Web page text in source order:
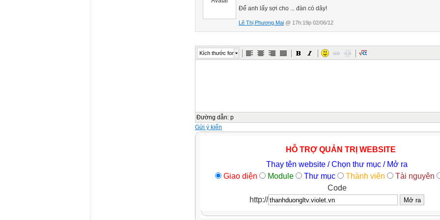
Để anh lấy sợi cho ... đàn có dây!
Lê Thị Phương Mai @ 17h:19p 02/06/12
Kích thước font
Đường dẫn: p
Gửi ý kiến
HỖ TRỢ QUẢN TRỊ WEBSITE
Thay tên website / Chọn thư mục / Mở ra
Giao diện
Module Thư mục Thành viên
Tài nguyên
Code
http://